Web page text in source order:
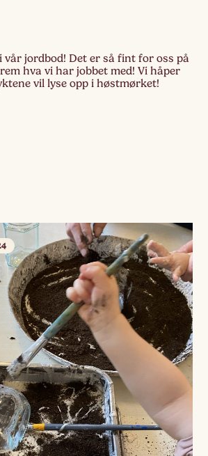
vår jordbod! Det er så fint for oss på
hva vi har jobbet med! Vi håper
vil lyse opp i høstmørket!